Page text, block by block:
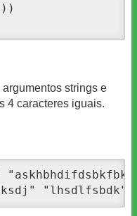
strings e
4 caracteres iguais.